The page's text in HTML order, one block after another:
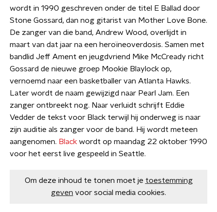
wordt in 1990 geschreven onder de titel E Ballad door
Stone Gossard, dan nog gitarist van Mother Love Bone.
De zanger van die band, Andrew Wood, overlijdt in
maart van dat jaar na een heroïneoverdosis. Samen met
bandlid Jeff Ament en jeugdvriend Mike McCready richt
Gossard de nieuwe groep Mookie Blaylock op,
vernoemd naar een basketballer van Atlanta Hawks.
Later wordt de naam gewijzigd naar Pearl Jam. Een
zanger ontbreekt nog. Naar verluidt schrijft Eddie
Vedder de tekst voor Black terwijl hij onderweg is naar
zijn auditie als zanger voor de band. Hij wordt meteen
aangenomen. Black wordt op maandag 22 oktober 1990
voor het eerst live gespeeld in Seattle.
Om deze inhoud te tonen moet je toestemming
geven voor social media cookies.